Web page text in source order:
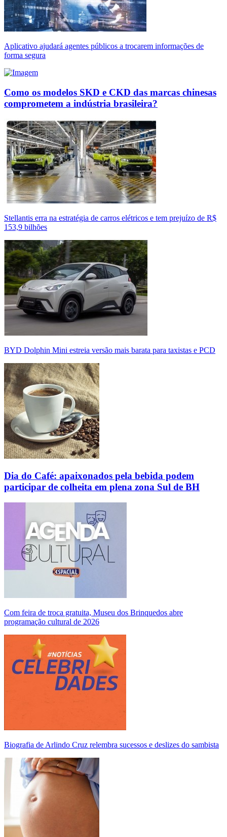
Aplicativo ajudará agentes públicos a trocarem informações de
forma segura
Como os modelos SKD e CKD das marcas chinesas
comprometem a indústria brasileira?
Stellantis erra na estratégia de carros elétricos e tem prejuízo de R$
153,9 bilhões
BYD Dolphin Mini estreia versão mais barata para taxistas e PCD
Dia do Café: apaixonados pela bebida podem
participar de colheita em plena zona Sul de BH
Com feira de troca gratuita, Museu dos Brinquedos abre
programação cultural de 2026
Biografia de Arlindo Cruz relembra sucessos e deslizes do sambista